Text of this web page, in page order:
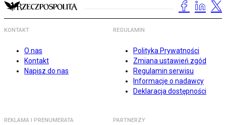
KONTAKT
O nas
Kontakt
Napisz do nas
REGULAMIN
Polityka Prywatności
Zmiana ustawień zgód
Regulamin serwisu
Informacje o nadawcy
Deklaracja dostępności
REKLAMA I PRENUMERATA PARTNERZY